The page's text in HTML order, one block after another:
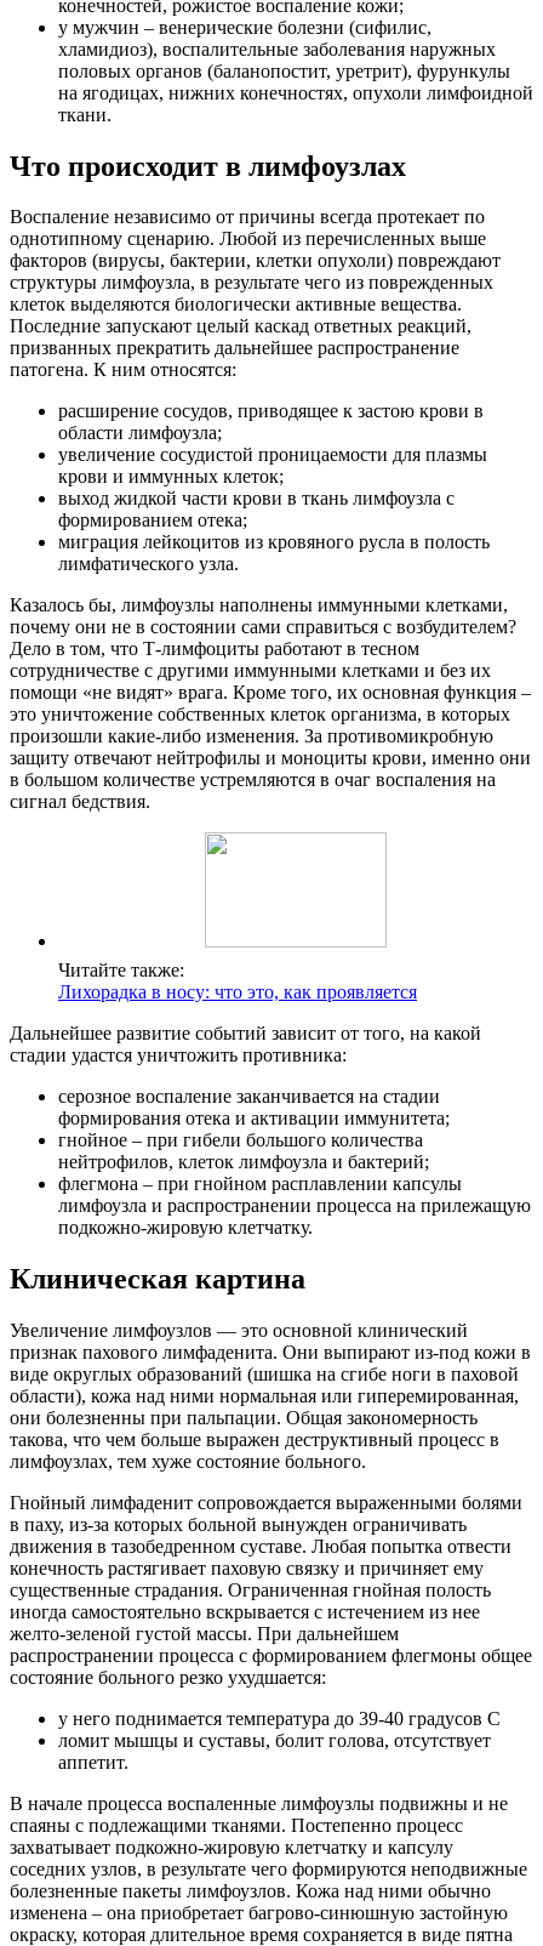
конечностей, рожистое воспаление кожи;
у мужчин – венерические болезни (сифилис,
хламидиоз), воспалительные заболевания наружных
половых органов (баланопостит, уретрит), фурункулы
на ягодицах, нижних конечностях, опухоли лимфоидной
ткани.
Что происходит в лимфоузлах
Воспаление независимо от причины всегда протекает по
однотипному сценарию. Любой из перечисленных выше
факторов (вирусы, бактерии, клетки опухоли) повреждают
структуры лимфоузла, в результате чего из поврежденных
клеток выделяются биологически активные вещества.
Последние запускают целый каскад ответных реакций,
призванных прекратить дальнейшее распространение
патогена. К ним относятся:
расширение сосудов, приводящее к застою крови в
области лимфоузла;
увеличение сосудистой проницаемости для плазмы
крови и иммунных клеток;
выход жидкой части крови в ткань лимфоузла с
формированием отека;
миграция лейкоцитов из кровяного русла в полость
лимфатического узла.
Казалось бы, лимфоузлы наполнены иммунными клетками,
почему они не в состоянии сами справиться с возбудителем?
Дело в том, что Т-лимфоциты работают в тесном
сотрудничестве с другими иммунными клетками и без их
помощи «не видят» врага. Кроме того, их основная функция –
это уничтожение собственных клеток организма, в которых
произошли какие-либо изменения. За противомикробную
защиту отвечают нейтрофилы и моноциты крови, именно они
в большом количестве устремляются в очаг воспаления на
сигнал бедствия.
Читайте также:
Лихорадка в носу: что это, как проявляется
Дальнейшее развитие событий зависит от того, на какой
стадии удастся уничтожить противника:
серозное воспаление заканчивается на стадии
формирования отека и активации иммунитета;
гнойное – при гибели большого количества
нейтрофилов, клеток лимфоузла и бактерий;
флегмона – при гнойном расплавлении капсулы
лимфоузла и распространении процесса на прилежащую
подкожно-жировую клетчатку.
Клиническая картина
Увеличение лимфоузлов — это основной клинический
признак пахового лимфаденита. Они выпирают из-под кожи в
виде округлых образований (шишка на сгибе ноги в паховой
области), кожа над ними нормальная или гиперемированная,
они болезненны при пальпации. Общая закономерность
такова, что чем больше выражен деструктивный процесс в
лимфоузлах, тем хуже состояние больного.
Гнойный лимфаденит сопровождается выраженными болями
в паху, из-за которых больной вынужден ограничивать
движения в тазобедренном суставе. Любая попытка отвести
конечность растягивает паховую связку и причиняет ему
существенные страдания. Ограниченная гнойная полость
иногда самостоятельно вскрывается с истечением из нее
желто-зеленой густой массы. При дальнейшем
распространении процесса с формированием флегмоны общее
состояние больного резко ухудшается:
у него поднимается температура до 39-40 градусов С
ломит мышцы и суставы, болит голова, отсутствует
аппетит.
В начале процесса воспаленные лимфоузлы подвижны и не
спаяны с подлежащими тканями. Постепенно процесс
захватывает подкожно-жировую клетчатку и капсулу
соседних узлов, в результате чего формируются неподвижные
болезненные пакеты лимфоузлов. Кожа над ними обычно
изменена – она приобретает багрово-синюшную застойную
окраску, которая длительное время сохраняется в виде пятна